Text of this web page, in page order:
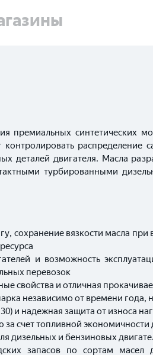
премиальных синтетических
контролировать
деталей двигателя. Масла
турбированными
сохранение вязкости масла
и возможность
перевозок
свойства и отличная
независимо от времени
и надежная защита от износа
за счет топливной
дизельных и бензиновых
запасов по сортам